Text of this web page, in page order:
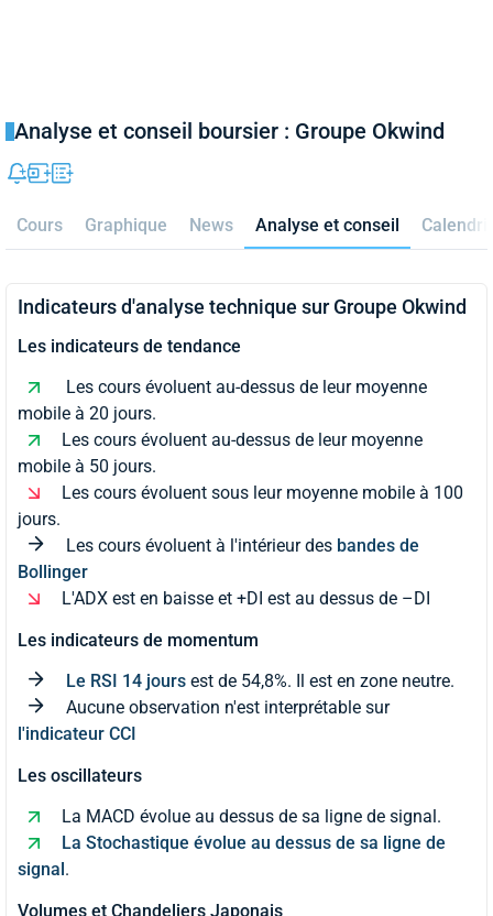
Analyse et conseil boursier : Groupe Okwind
Cours Graphique News Analyse et conseil
Indicateurs d'analyse technique sur Groupe Okwind
Les indicateurs de tendance
Les cours évoluent au-dessus de leur moyenne
mobile à 20 jours.
Les cours évoluent au-dessus de leur moyenne
mobile à 50 jours.
Les cours évoluent sous leur moyenne mobile à 100
jours.
Les cours évoluent à l'intérieur des bandes de
Bollinger
L'ADX est en baisse et +DI est au dessus de –DI
Les indicateurs de momentum
Le RSI 14 jours est de 54,8%. Il est en zone neutre.
Aucune observation n'est interprétable sur
l'indicateur CCI
Les oscillateurs
La MACD évolue au dessus de sa ligne de signal.
La Stochastique évolue au dessus de sa ligne de
signal.
Volumes et Chandeliers Japonais